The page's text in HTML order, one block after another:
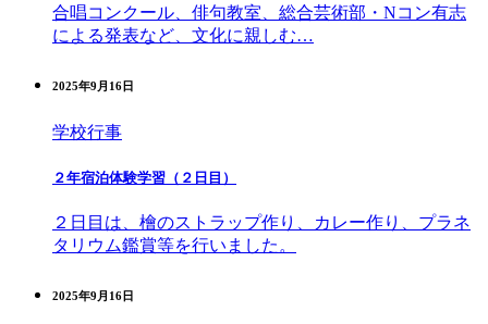
合唱コンクール、俳句教室、総合芸術部・Nコン有志
による発表など、文化に親しむ…
2025年9月16日
学校行事
２年宿泊体験学習（２日目）
２日目は、檜のストラップ作り、カレー作り、プラネ
タリウム鑑賞等を行いました。
2025年9月16日